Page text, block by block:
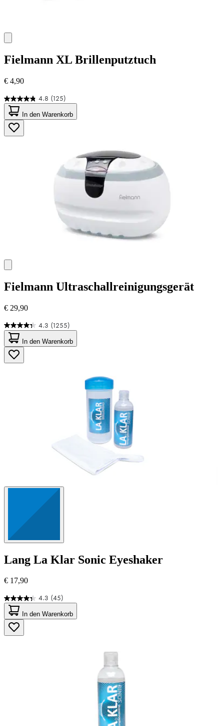
Fielmann XL Brillenputztuch
€ 4,90
4.8 (125)
4.8
von
5
Sternen.
125
In den Warenkorb
Fielmann Ultraschallreinigungsgerät
€ 29,90
4.3 (1255)
4.3
von
5
Sternen.
1255
In den Warenkorb
Lang La Klar Sonic Eyeshaker
€ 17,90
4.3 (45)
4.3
von
5
Sternen.
45
In den Warenkorb